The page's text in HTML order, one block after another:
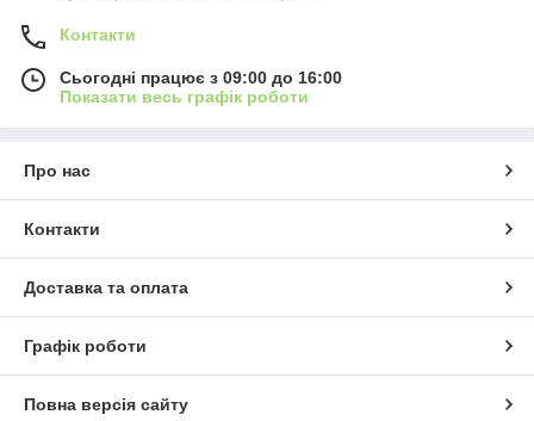
Контакти
Сьогодні працює з 09:00 до 16:00
Показати весь графік роботи
Про нас
Контакти
Доставка та оплата
Графік роботи
Повна версія сайту